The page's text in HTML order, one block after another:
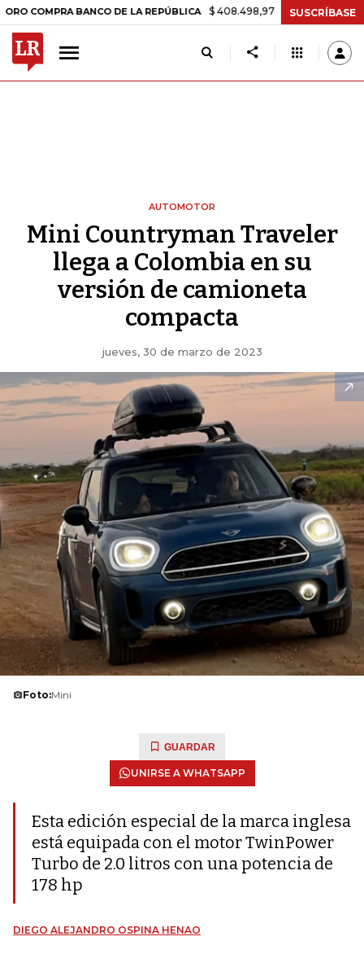
BANCO DE LA REPÚBLICA $ 408.498,97 +$ 8.753,81 +2,19%
SUSCRÍBASE
AUTOMOTOR
Mini Countryman Traveler
llega a Colombia en su
versión de camioneta
compacta
jueves, 30 de marzo de 2023
Foto:Mini
GUARDAR
UNIRSE A WHATSAPP
Esta edición especial de la marca inglesa
está equipada con el motor TwinPower
Turbo de 2.0 litros con una potencia de
178 hp
DIEGO ALEJANDRO OSPINA HENAO